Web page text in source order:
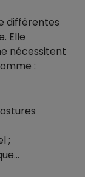
différentes
Elle
nécessitent
:
;